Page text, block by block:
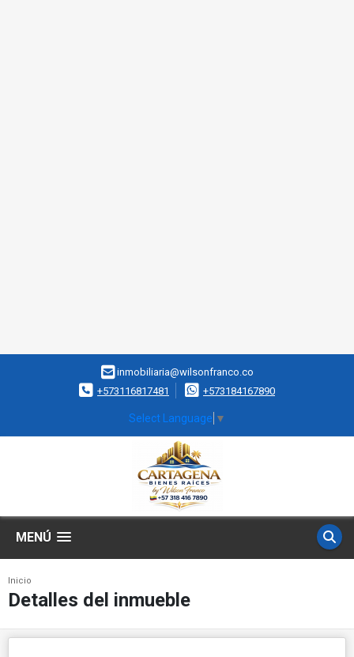
inmobiliaria@wilsonfranco.co
+573116817481
+573184167890
Select Language ▼
MENÚ
Inicio
Detalles del inmueble